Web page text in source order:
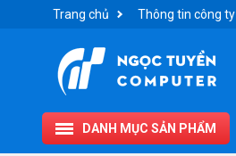
Trang chủ Thông tin công ty
DANH MỤC SẢN PHẨM